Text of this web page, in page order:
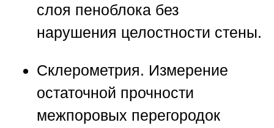
слоя пеноблока без
нарушения целостности стены.
Склерометрия. Измерение
остаточной прочности
межпоровых перегородок